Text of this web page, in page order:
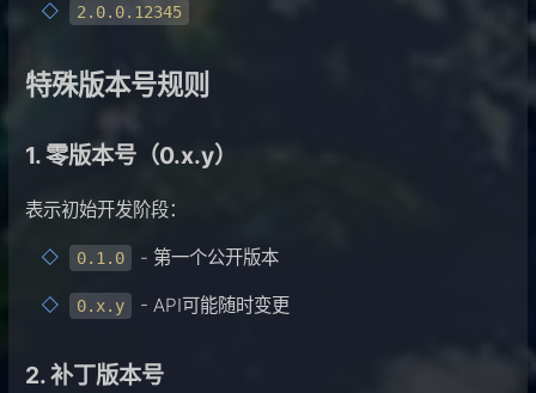
2.0.0.12345
特殊版本号规则
1. 零版本号（0.x.y）
表示初始开发阶段：
0.1.0 - 第一个公开版本
0.x.y - API可能随时变更
2. 补丁版本号